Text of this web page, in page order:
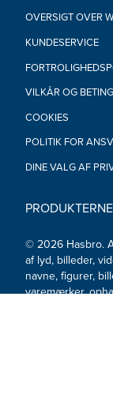
OVERSIGT OVER
KUNDESERVICE
VILKÅR OG
COOKIES
POLITIK FOR
DINE VALG AF
© 2026 Hasbro.
af lyd, billeder,
navne, figurer,
varemærker,